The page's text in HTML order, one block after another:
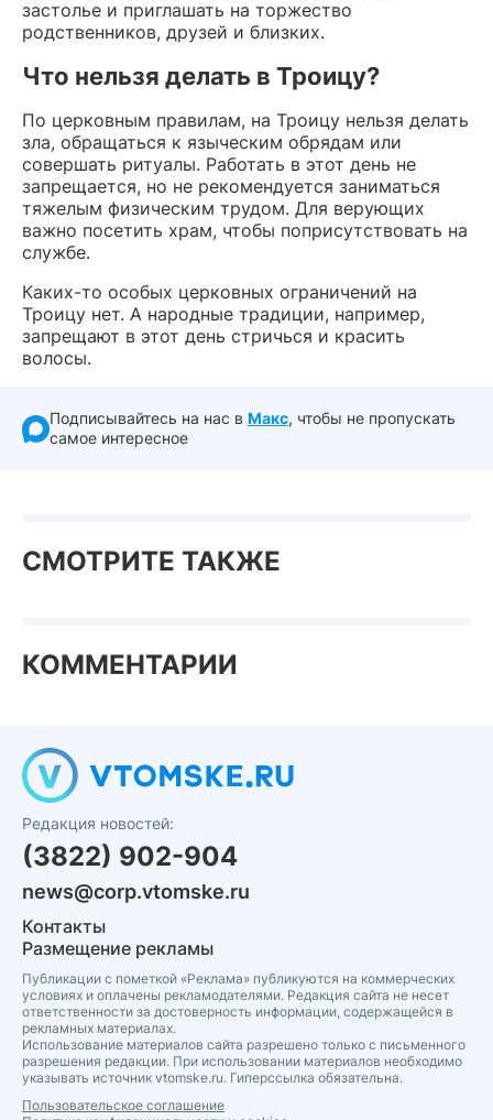
застолье и приглашать на торжество
родственников, друзей и близких.
Что нельзя делать в Троицу?
По церковным правилам, на Троицу нельзя делать
зла, обращаться к языческим обрядам или
совершать ритуалы. Работать в этот день не
запрещается, но не рекомендуется заниматься
тяжелым физическим трудом. Для верующих
важно посетить храм, чтобы поприсутствовать на
службе.
Каких-то особых церковных ограничений на
Троицу нет. А народные традиции, например,
запрещают в этот день стричься и красить
волосы.
Подписывайтесь на нас в Макс, чтобы не пропускать
самое интересное
СМОТРИТЕ ТАКЖЕ
КОММЕНТАРИИ
Редакция новостей:
(3822) 902-904
news@corp.vtomske.ru
Контакты
Размещение рекламы
Публикации с пометкой «Реклама» публикуются на коммерческих
условиях и оплачены рекламодателями. Редакция сайта не несет
ответственности за достоверность информации, содержащейся в
рекламных материалах.
Использование материалов сайта разрешено только с письменного
разрешения редакции. При использовании материалов необходимо
указывать источник vtomske.ru. Гиперссылка обязательна.
Пользовательское соглашение